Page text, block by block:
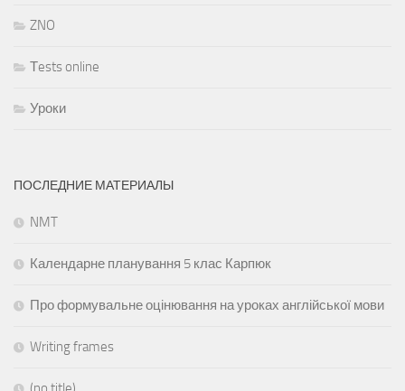
ZNO
Тests online
Уроки
ПОСЛЕДНИЕ МАТЕРИАЛЫ
NMT
Календарне планування 5 клас Карпюк
Про формувальне оцінювання на уроках англійської мови
Writing frames